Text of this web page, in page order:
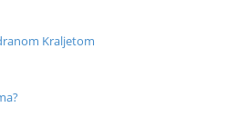
Kraljetom